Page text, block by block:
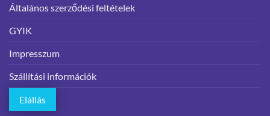
Általános szerződési feltételek
GYIK
Impresszum
Szállítási információk
Elállás